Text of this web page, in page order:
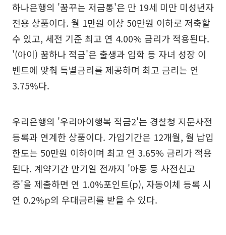
하나은행의 '꿈꾸는 저금통'은 만 19세 미만 미성년자
전용 상품이다. 월 1만원 이상 50만원 이하로 저축할
수 있고, 세전 기준 최고 연 4.00% 금리가 적용된다.
'(아이) 꿈하나 적금'은 출생과 입학 등 자녀 성장 이
벤트에 맞춰 특별금리를 제공하며 최고 금리는 연
3.75%다.
우리은행의 '우리아이행복 적금2'는 경찰청 지문사전
등록과 연계한 상품이다. 가입기간은 12개월, 월 납입
한도는 50만원 이하이며 최고 연 3.65% 금리가 적용
된다. 계약기간 만기일 전까지 '아동 등 사전신고
증'을 제출하면 연 1.0%포인트(p), 자동이체 등록 시
연 0.2%p의 우대금리를 받을 수 있다.